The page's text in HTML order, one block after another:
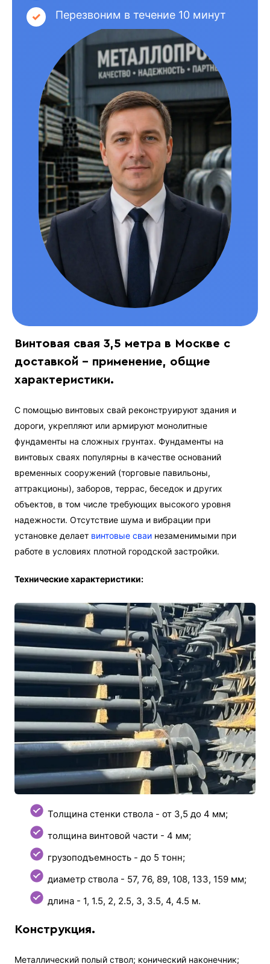
Перезвоним в течение 10 минут
Винтовая свая 3,5 метра в Москве с
доставкой - применение, общие
характеристики.
С помощью винтовых свай реконструируют здания и
дороги, укрепляют или армируют монолитные
фундаменты на сложных грунтах. Фундаменты на
винтовых сваях популярны в качестве оснований
временных сооружений (торговые павильоны,
аттракционы), заборов, террас, беседок и других
объектов, в том числе требующих высокого уровня
надежности. Отсутствие шума и вибрации при
установке делает винтовые сваи незаменимыми при
работе в условиях плотной городской застройки.
Технические характеристики:
Толщина стенки ствола - от 3,5 до 4 мм;
толщина винтовой части - 4 мм;
грузоподъемность - до 5 тонн;
диаметр ствола - 57, 76, 89, 108, 133, 159 мм;
длина - 1, 1.5, 2, 2.5, 3, 3.5, 4, 4.5 м.
Конструкция.
Металлический полый ствол; конический наконечник;